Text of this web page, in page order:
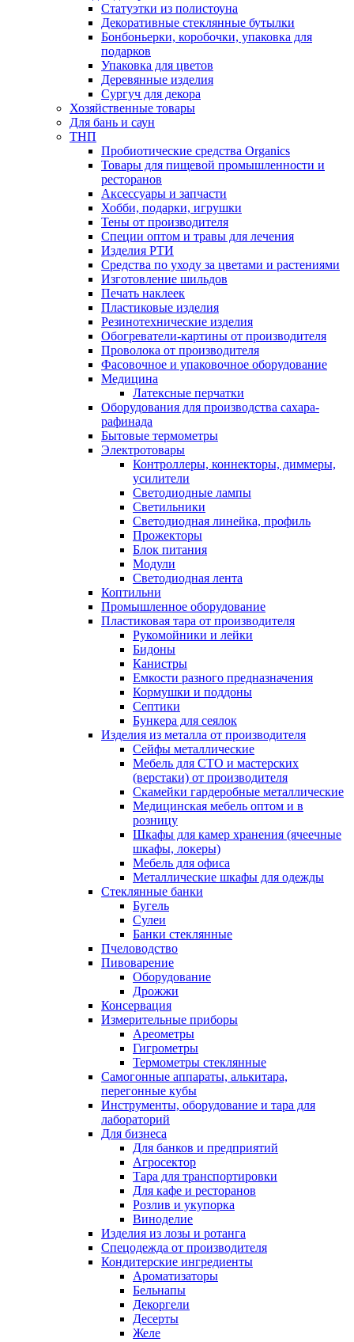
Статуэтки из полистоуна
Декоративные стеклянные бутылки
Бонбоньерки, коробочки, упаковка для
подарков
Упаковка для цветов
Деревянные изделия
Сургуч для декора
Хозяйственные товары
Для бань и саун
ТНП
Пробиотические средства Organics
Товары для пищевой промышленности и
ресторанов
Аксессуары и запчасти
Хобби, подарки, игрушки
Тены от производителя
Специи оптом и травы для лечения
Изделия РТИ
Средства по уходу за цветами и растениями
Изготовление шильдов
Печать наклеек
Пластиковые изделия
Резинотехнические изделия
Обогреватели-картины от производителя
Проволока от производителя
Фасовочное и упаковочное оборудование
Медицина
Латексные перчатки
Оборудования для производства сахара-
рафинада
Бытовые термометры
Электротовары
Контроллеры, коннекторы, диммеры,
усилители
Светодиодные лампы
Светильники
Светодиодная линейка, профиль
Прожекторы
Блок питания
Модули
Светодиодная лента
Коптильни
Промышленное оборудование
Пластиковая тара от производителя
Рукомойники и лейки
Бидоны
Канистры
Емкости разного предназначения
Кормушки и поддоны
Септики
Бункера для сеялок
Изделия из металла от производителя
Сейфы металлические
Мебель для СТО и мастерских
(верстаки) от производителя
Скамейки гардеробные металлические
Медицинская мебель оптом и в
розницу
Шкафы для камер хранения (ячеечные
шкафы, локеры)
Мебель для офиса
Металлические шкафы для одежды
Стеклянные банки
Бугель
Сулеи
Банки стеклянные
Пчеловодство
Пивоварение
Оборудование
Дрожжи
Консервация
Измерительные приборы
Ареометры
Гигрометры
Термометры стеклянные
Самогонные аппараты, алькитара,
перегонные кубы
Инструменты, оборудование и тара для
лабораторий
Для бизнеса
Для банков и предприятий
Агросектор
Тара для транспортировки
Для кафе и ресторанов
Розлив и укупорка
Виноделие
Изделия из лозы и ротанга
Спецодежда от производителя
Кондитерские ингредиенты
Ароматизаторы
Бельнапы
Декоргели
Десерты
Желe